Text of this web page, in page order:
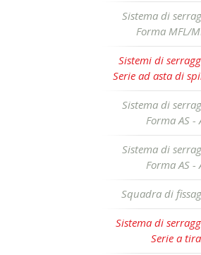
Sistema di
Forma MFL/
Sistemi di
Serie ad asta di
Sistema di
Forma AS -
Sistema di
Forma AS -
Squadra di
Sistema di
Serie a